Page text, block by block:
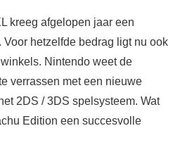
kreeg afgelopen jaar een
hetzelfde bedrag ligt nu ook
Nintendo weet de
verrassen met een nieuwe
2DS / 3DS spelsysteem. Wat
Edition een succesvolle